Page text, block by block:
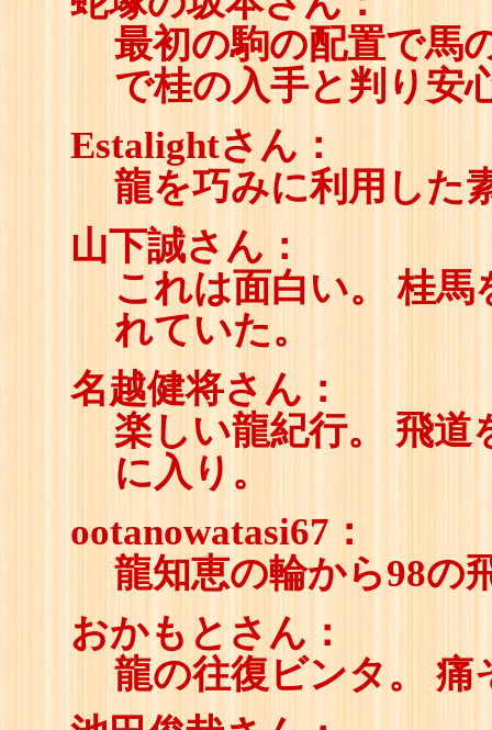
最初の駒の配置で馬
で桂の入手と判り安
Estalightさん：
龍を巧みに利用した
山下誠さん：
これは面白い。 桂
れていた。
名越健将さん：
楽しい龍紀行。 飛道
に入り。
ootanowatasi67：
龍知恵の輪から98の
おかもとさん：
龍の往復ビンタ。 痛